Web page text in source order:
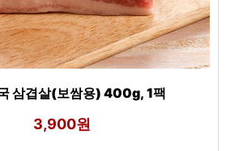
삼겹살(보쌈용) 400g, 1팩
3,900원